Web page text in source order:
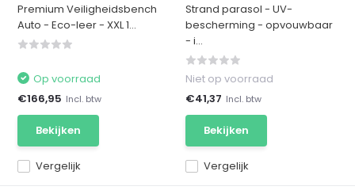
Premium Veiligheidsbench
Auto - Eco-leer - XXL 1...
Vergelijk
Op voorraad
€166,95 Incl. btw
Bekijken
Strand parasol - UV-
bescherming - opvouwbaar
- i...
Vergelijk
Niet op voorraad
€41,37 Incl. btw
Bekijken